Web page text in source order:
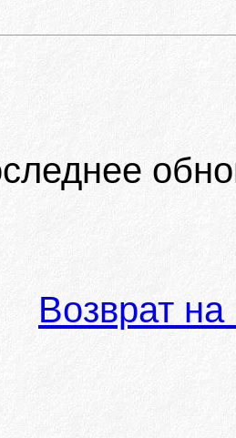
Возврат